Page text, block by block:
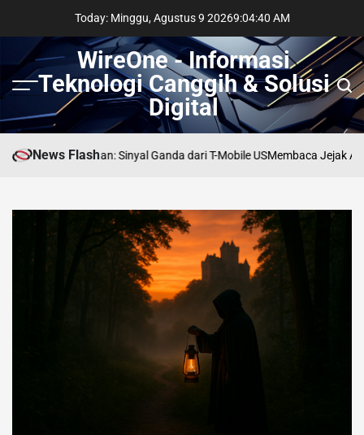
content
Today: Minggu, Agustus 9 20269:04:41 AM
Menu
WireOne - Informasi
Teknologi Canggih & Solusi
Digital
News Flash
Persimpangan: Sinyal Ganda dari T-Mobile USMembaca Jejak AI di